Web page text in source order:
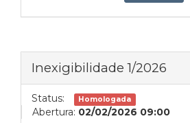
Inexigibilidade 1/2026
Status: Homologada
Abertura: 02/02/2026 09:00